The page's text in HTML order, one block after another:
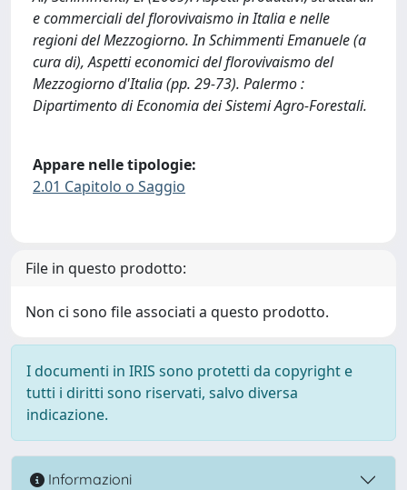
e commerciali del florovivaismo in Italia e nelle
regioni del Mezzogiorno. In Schimmenti Emanuele (a
cura di), Aspetti economici del florovivaismo del
Mezzogiorno d'Italia (pp. 29-73). Palermo :
Dipartimento di Economia dei Sistemi Agro-Forestali.
Appare nelle tipologie:
2.01 Capitolo o Saggio
File in questo prodotto:
Non ci sono file associati a questo prodotto.
I documenti in IRIS sono protetti da copyright e
tutti i diritti sono riservati, salvo diversa
indicazione.
Informazioni